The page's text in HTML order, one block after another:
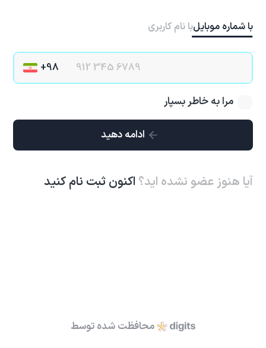
با شماره موبایلبا نام کاربری
مرا به خاطر بسپار
ادامه دهید
آیا هنوز عضو نشده اید؟ اکنون ثبت نام کنید
محافظت شده توسط